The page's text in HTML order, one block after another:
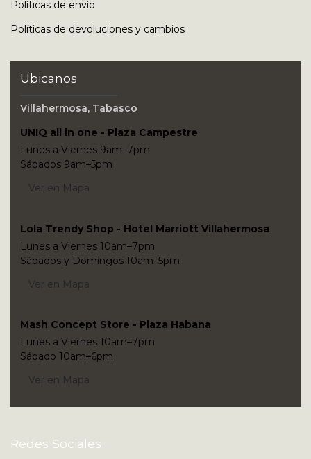
Políticas de envío
Políticas de devoluciones y cambios
Ubicanos
Villahermosa, Tabasco
UNIQ all in one - Plaza Campestre
Lunes a Viernes 9am–7pm
Sábados 9am–5pm
Ver en Mapa
Lola Trendy Shop - Hotel Marriott Villahermosa
Lunes a Viernes 10am–7pm
Sábados y Domingos 10am–5pm
Ver en Mapa
Mash Concept Store - Plaza Habana
Lunes a Viernes 10am–7pm
Sábado 10am–6pm
Ver en Mapa
Redes Sociales